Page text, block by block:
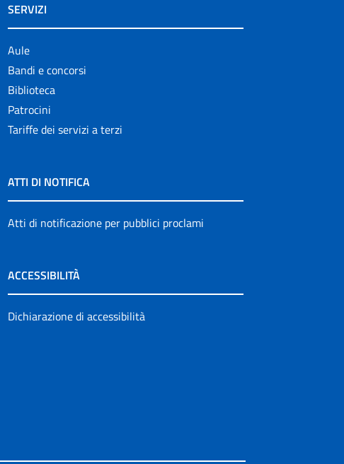
SERVIZI
Aule
Bandi e concorsi
Biblioteca
Patrocini
Tariffe dei servizi a terzi
ATTI DI NOTIFICA
Atti di notificazione per pubblici proclami
ACCESSIBILITÀ
Dichiarazione di accessibilità